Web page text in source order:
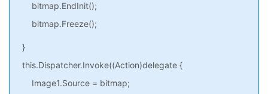
bitmap.EndInit();
bitmap.Freeze();
}
this.Dispatcher.Invoke((Action)delegate {
Image1.Source = bitmap;